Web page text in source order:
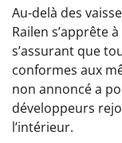
Au-delà des
Railen s’apprête
s’assurant que
conformes aux
non annoncé a
développeurs
l’intérieur.